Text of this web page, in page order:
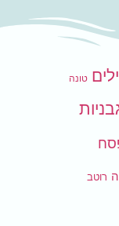
טונה
רוטב